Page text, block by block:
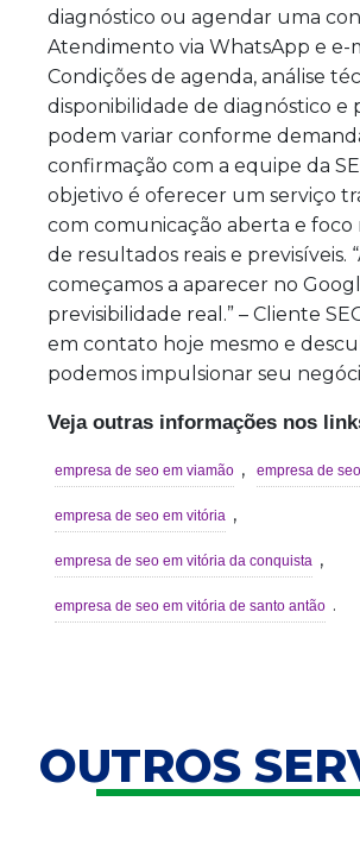
diagnóstico ou agendar uma
Atendimento via WhatsApp e e-
Condições de agenda, análise
disponibilidade de diagnóstico e
podem variar conforme
confirmação com a equipe da
objetivo é oferecer um serviço
com comunicação aberta e foco
de resultados reais e previsíveis.
começamos a aparecer no
previsibilidade real.” – Cliente
em contato hoje mesmo e
podemos impulsionar seu
Veja outras informações nos
empresa de seo em viamão , empresa de
empresa de seo em vitória ,
empresa de seo em vitória da conquista ,
empresa de seo em vitória de santo antão .
OUTROS